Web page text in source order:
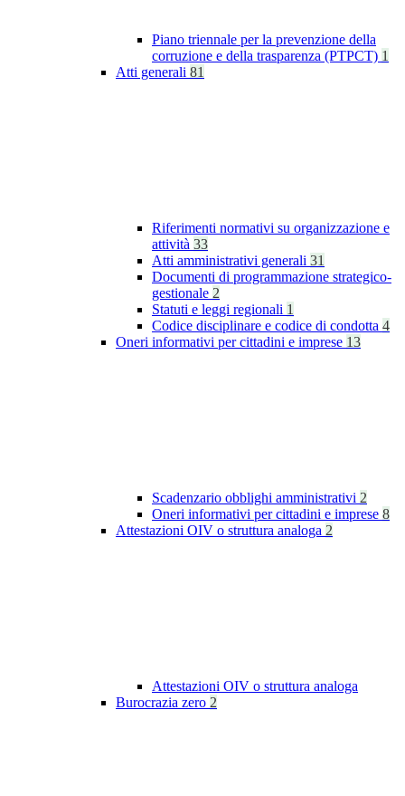
Piano triennale per la prevenzione della
corruzione e della trasparenza (PTPCT) 1
Atti generali 81
Riferimenti normativi su organizzazione e
attività 33
Atti amministrativi generali 31
Documenti di programmazione strategico-
gestionale 2
Statuti e leggi regionali 1
Codice disciplinare e codice di condotta 4
Oneri informativi per cittadini e imprese 13
Scadenzario obblighi amministrativi 2
Oneri informativi per cittadini e imprese 8
Attestazioni OIV o struttura analoga 2
Attestazioni OIV o struttura analoga
Burocrazia zero 2